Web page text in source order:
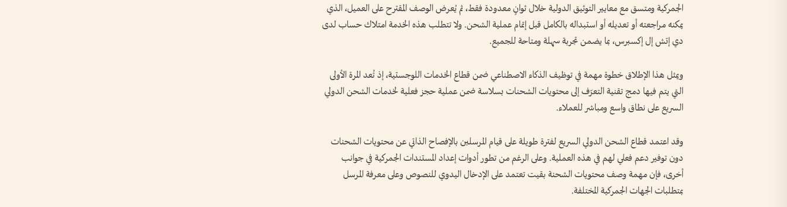
الجمركية ومتسق مع معايير التوثيق الدولية خلال ثوانٍ معدودة فقط، ثم يُعرض الوصف المقترح على العميل، الذي
يمكنه مراجعته أو تعديله أو استبداله بالكامل قبل إتمام عملية الشحن. ولا تتطلب هذه الخدمة امتلاك حساب لدى
دي إتش إل إكسبرس، بما يضمن تجربة سهلة ومتاحة للجميع.
ويمثل هذا الإطلاق خطوة مهمة في توظيف الذكاء الاصطناعي ضمن قطاع الخدمات اللوجستية، إذ تُعد المرة الأولى
التي يتم فيها دمج تقنية التعرّف إلى محتويات الشحنات بسلاسة ضمن عملية حجز فعلية لخدمات الشحن الدولي
السريع على نطاق واسع ومباشر للعملاء.
وقد اعتمد قطاع الشحن الدولي السريع لفترة طويلة على قيام المرسلين بالإفصاح الذاتي عن محتويات الشحنات
دون توفير دعم فعلي لهم في هذه العملية. وعلى الرغم من تطور أدوات إعداد المستندات الجمركية في جوانب
أخرى، فإن مهمة وصف محتويات الشحنة بقيت تعتمد على الإدخال اليدوي للنصوص وعلى معرفة المرسل
بمتطلبات الجهات الجمركية المختلفة.